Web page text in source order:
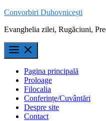
Skip
content
Convorbiri Duhovnicești
Evanghelia zilei, Rugăciuni,
Pagina principală
Proloage
Filocalia
Conferințe/Cuvântări
Despre site
Contact